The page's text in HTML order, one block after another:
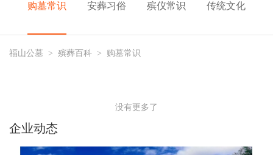
购墓常识 安葬习俗 殡仪常识 传统文化
福山公墓 > 殡葬百科 > 购墓常识
没有更多了
企业动态